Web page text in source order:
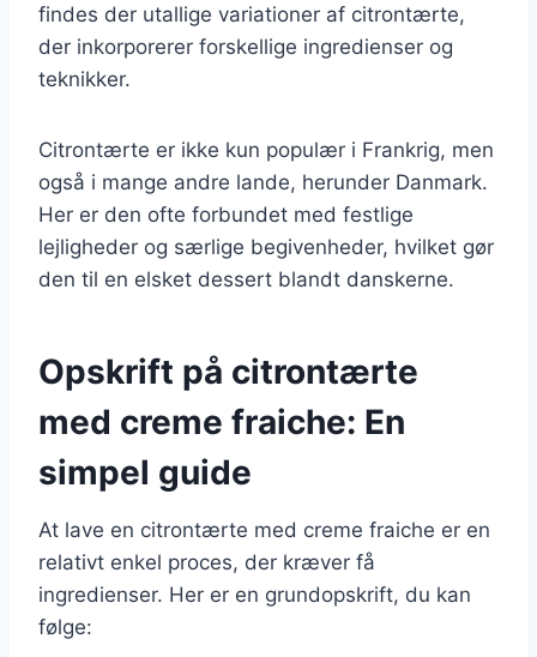
findes der utallige variationer af citrontærte,
der inkorporerer forskellige ingredienser og
teknikker.
Citrontærte er ikke kun populær i Frankrig, men
også i mange andre lande, herunder Danmark.
Her er den ofte forbundet med festlige
lejligheder og særlige begivenheder, hvilket gør
den til en elsket dessert blandt danskerne.
Opskrift på citrontærte
med creme fraiche: En
simpel guide
At lave en citrontærte med creme fraiche er en
relativt enkel proces, der kræver få
ingredienser. Her er en grundopskrift, du kan
følge: